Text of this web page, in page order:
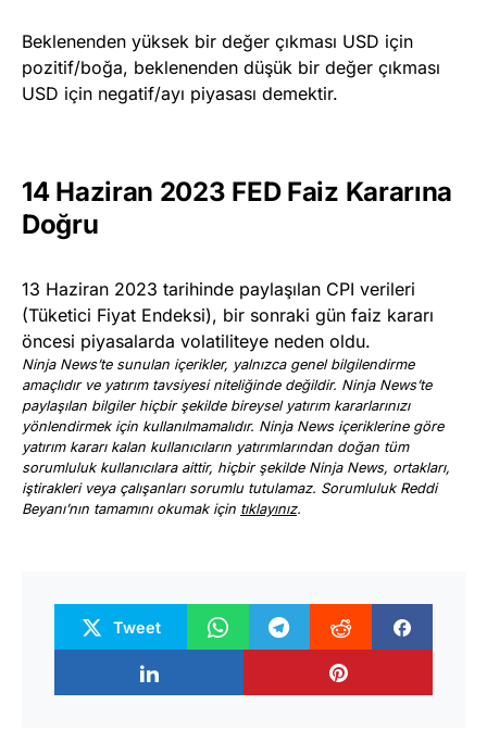
Beklenenden yüksek bir değer çıkması USD için
pozitif/boğa, beklenenden düşük bir değer çıkması
USD için negatif/ayı piyasası demektir.
14 Haziran 2023 FED Faiz Kararına
Doğru
13 Haziran 2023 tarihinde paylaşılan CPI verileri
(Tüketici Fiyat Endeksi), bir sonraki gün faiz kararı
öncesi piyasalarda volatiliteye neden oldu.
Ninja News’te sunulan içerikler, yalnızca genel bilgilendirme
amaçlıdır ve yatırım tavsiyesi niteliğinde değildir. Ninja News’te
paylaşılan bilgiler hiçbir şekilde bireysel yatırım kararlarınızı
yönlendirmek için kullanılmamalıdır. Ninja News içeriklerine göre
yatırım kararı kalan kullanıcıların yatırımlarından doğan tüm
sorumluluk kullanıcılara aittir, hiçbir şekilde Ninja News, ortakları,
iştirakleri veya çalışanları sorumlu tutulamaz. Sorumluluk Reddi
Beyanı’nın tamamını okumak için tıklayınız.
Tweet